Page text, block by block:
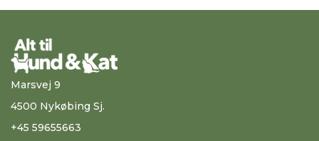
Marsvej 9
4500 Nykøbing Sj.
+45 59655663